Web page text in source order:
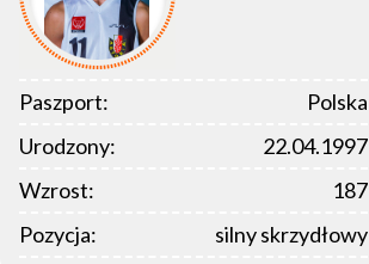
Paszport:
Polska
Urodzony:
22.04.1997
Wzrost:
187
Pozycja:
silny skrzydłowy